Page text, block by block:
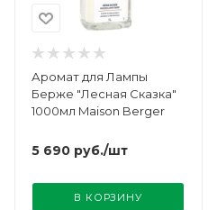
Аромат для Лампы
Берже "Лесная Сказка"
1000мл Maison Berger
5 690 руб./шт
В КОРЗИНУ